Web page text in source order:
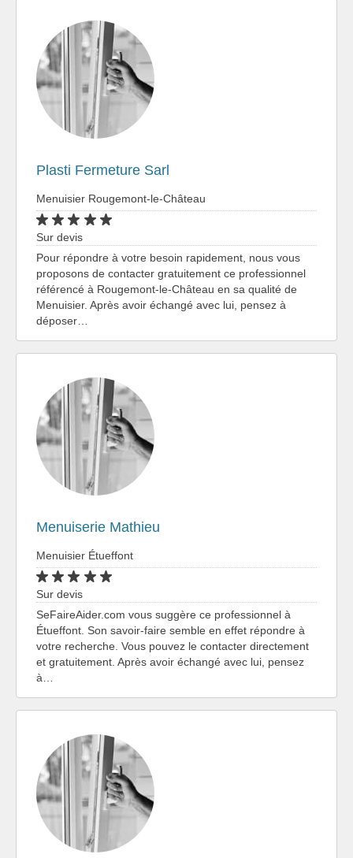
Plasti Fermeture Sarl
Menuisier Rougemont-le-Château
Sur devis
Pour répondre à votre besoin rapidement, nous vous
proposons de contacter gratuitement ce professionnel
référencé à Rougemont-le-Château en sa qualité de
Menuisier. Après avoir échangé avec lui, pensez à
déposer…
Menuiserie Mathieu
Menuisier Étueffont
Sur devis
SeFaireAider.com vous suggère ce professionnel à
Étueffont. Son savoir-faire semble en effet répondre à
votre recherche. Vous pouvez le contacter directement
et gratuitement. Après avoir échangé avec lui, pensez
à…